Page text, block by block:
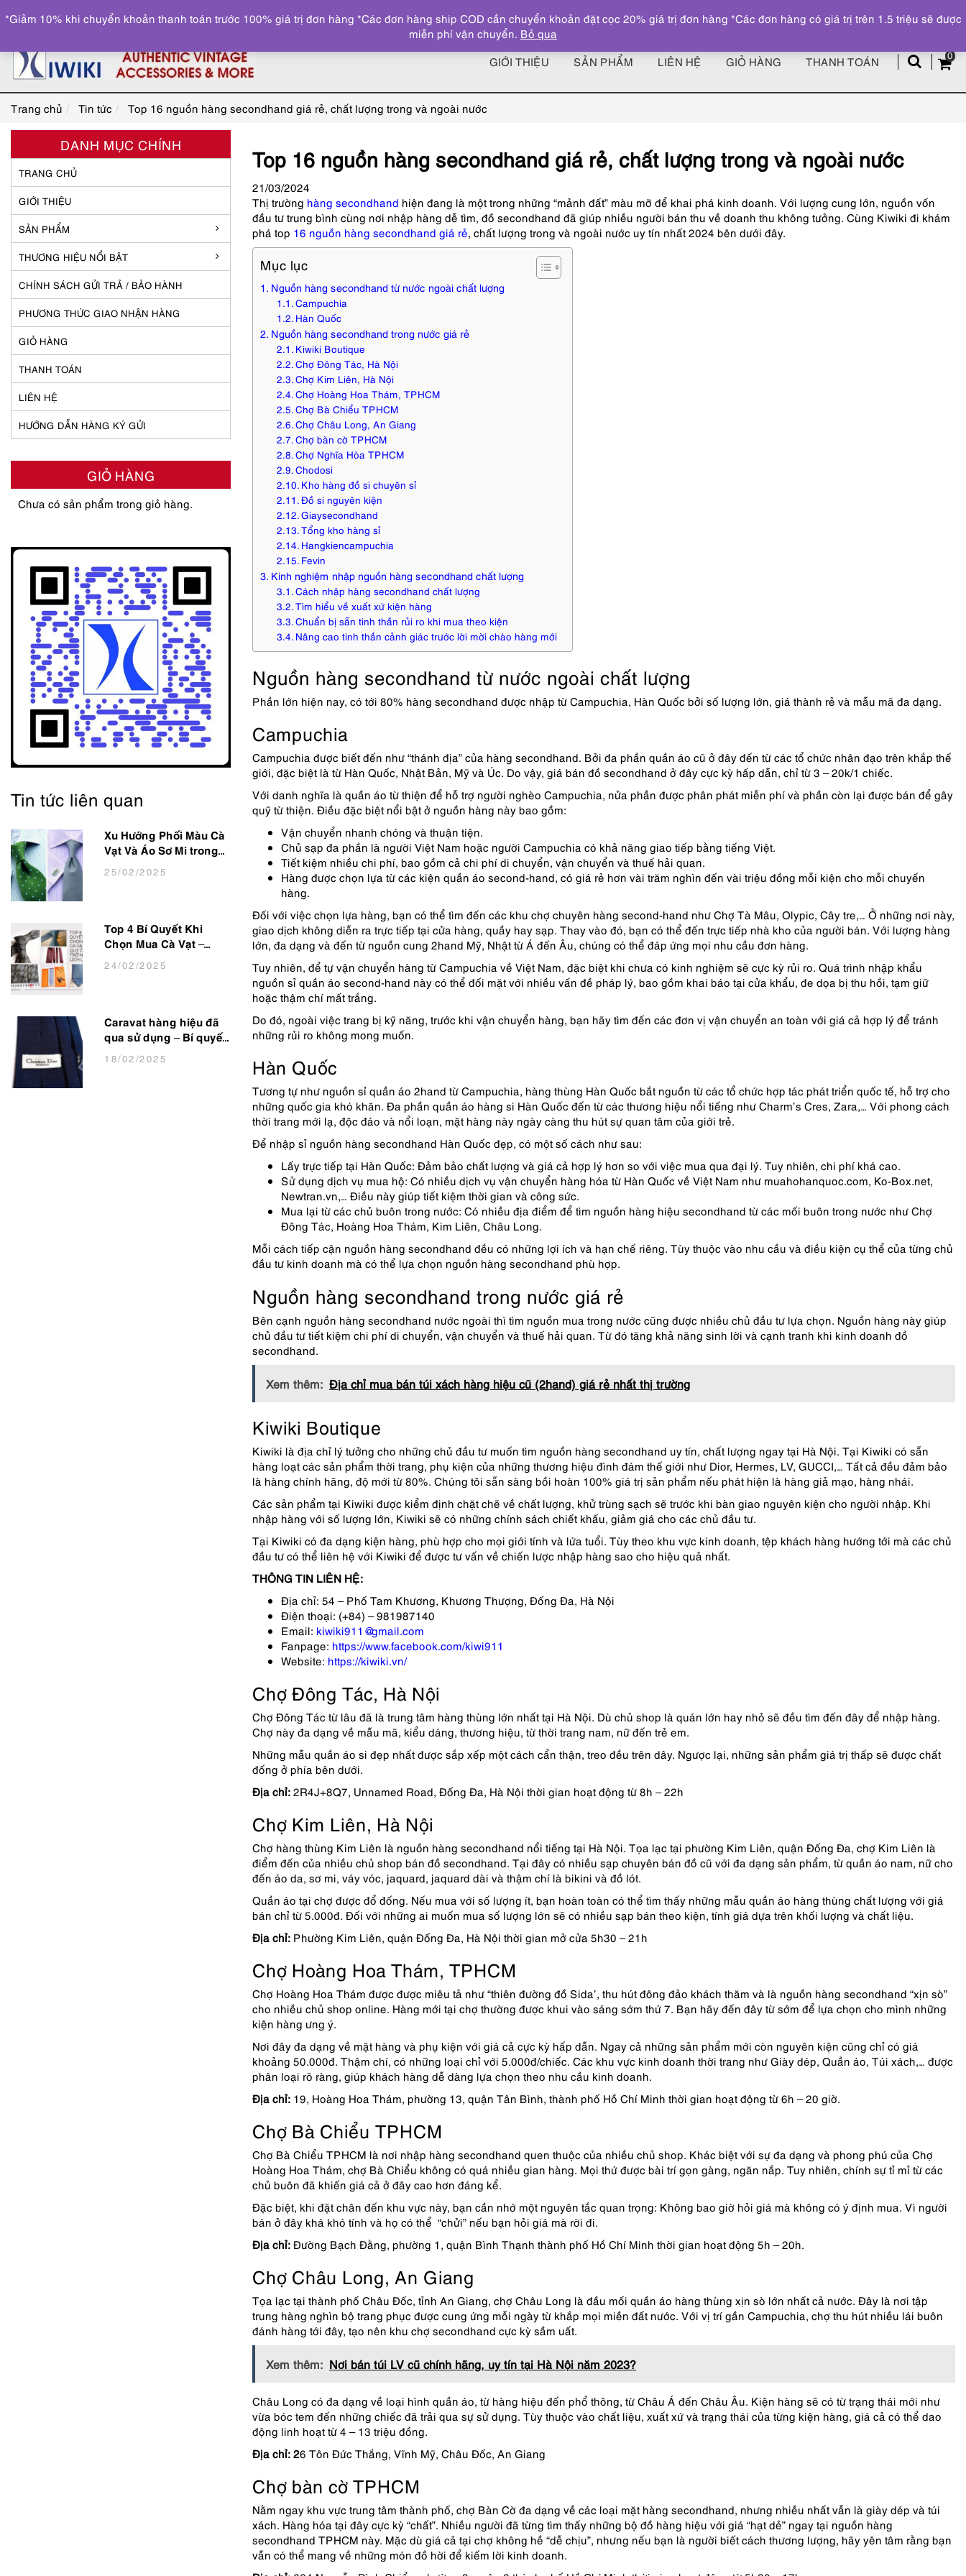
z
0
GIỚI THIỆU SẢN PHẨM LIÊN HỆ GIỎ HÀNG THANH TOÁN
Trang chủ Tin tức Top 16 nguồn hàng secondhand giá rẻ, chất lượng trong và ngoài nước
Top 16 nguồn hàng secondhand giá rẻ, chất lượng trong và ngoài nước
21/03/2024
Thị trường hàng secondhand hiện đang là một trong những “mảnh đất” màu mỡ để khai phá kinh doanh. Với lượng cung lớn, nguồn vốn
đầu tư trung bình cùng nơi nhập hàng dễ tìm, đồ secondhand đã giúp nhiều người bán thu về doanh thu không tưởng. Cùng Kiwiki đi khám
phá top 16 nguồn hàng secondhand giá rẻ, chất lượng trong và ngoài nước uy tín nhất 2024 bên dưới đây.
Mục lục
Nguồn hàng secondhand từ nước ngoài chất lượng
Campuchia
Hàn Quốc
Nguồn hàng secondhand trong nước giá rẻ
Kiwiki Boutique
Chợ Đông Tác, Hà Nội
Chợ Kim Liên, Hà Nội
Chợ Hoàng Hoa Thám, TPHCM
Chợ Bà Chiểu TPHCM
Chợ Châu Long, An Giang
Chợ bàn cờ TPHCM
Chợ Nghĩa Hòa TPHCM
Chodosi
Kho hàng đồ si chuyên sỉ
Đồ si nguyên kiện
Giaysecondhand
Tổng kho hàng sỉ
Hangkiencampuchia
Fevin
Kinh nghiệm nhập nguồn hàng secondhand chất lượng
Cách nhập hàng secondhand chất lượng
Tìm hiểu về xuất xứ kiện hàng
Chuẩn bị sẵn tinh thần rủi ro khi mua theo kiện
Nâng cao tinh thần cảnh giác trước lời mời chào hàng mới
Nguồn hàng secondhand từ nước ngoài chất lượng
Phần lớn hiện nay, có tới 80% hàng secondhand được nhập từ Campuchia, Hàn Quốc bởi số lượng lớn, giá thành rẻ và mẫu mã đa dạng.
Campuchia
Campuchia được biết đến như “thánh địa” của hàng secondhand. Bởi đa phần quần áo cũ ở đây đến từ các tổ chức nhân đạo trên khắp thế
giới, đặc biệt là từ Hàn Quốc, Nhật Bản, Mỹ và Úc. Do vậy, giá bán đồ secondhand ở đây cực kỳ hấp dẫn, chỉ từ 3 – 20k/1 chiếc.
Với danh nghĩa là quần áo từ thiện để hỗ trợ người nghèo Campuchia, nửa phần được phân phát miễn phí và phần còn lại được bán để gây
quỹ từ thiện. Điều đặc biệt nổi bật ở nguồn hàng này bao gồm:
Vận chuyển nhanh chóng và thuận tiện.
Chủ sạp đa phần là người Việt Nam hoặc người Campuchia có khả năng giao tiếp bằng tiếng Việt.
Tiết kiệm nhiều chi phí, bao gồm cả chi phí di chuyển, vận chuyển và thuế hải quan.
Hàng được chọn lựa từ các kiện quần áo second-hand, có giá rẻ hơn vài trăm nghìn đến vài triệu đồng mỗi kiện cho mỗi chuyến
hàng.
Đối với việc chọn lựa hàng, bạn có thể tìm đến các khu chợ chuyên hàng second-hand như Chợ Tà Mâu, Olypic, Cây tre,… Ở những nơi này,
giao dịch không diễn ra trực tiếp tại cửa hàng, quầy hay sạp. Thay vào đó, bạn có thể đến trực tiếp nhà kho của người bán. Với lượng hàng
lớn, đa dạng và đến từ nguồn cung 2hand Mỹ, Nhật từ Á đến Âu, chúng có thể đáp ứng mọi nhu cầu đơn hàng.
Tuy nhiên, để tự vận chuyển hàng từ Campuchia về Việt Nam, đặc biệt khi chưa có kinh nghiệm sẽ cực kỳ rủi ro. Quá trình nhập khẩu
nguồn sỉ quần áo second-hand này có thể đối mặt với nhiều vấn đề pháp lý, bao gồm khai báo tại cửa khẩu, đe dọa bị thu hồi, tạm giữ
hoặc thậm chí mất trắng.
Do đó, ngoài việc trang bị kỹ năng, trước khi vận chuyển hàng, bạn hãy tìm đến các đơn vị vận chuyển an toàn với giá cả hợp lý để tránh
những rủi ro không mong muốn.
Hàn Quốc
Tương tự như nguồn sỉ quần áo 2hand từ Campuchia, hàng thùng Hàn Quốc bắt nguồn từ các tổ chức hợp tác phát triển quốc tế, hỗ trợ cho
những quốc gia khó khăn. Đa phần quần áo hàng si Hàn Quốc đến từ các thương hiệu nổi tiếng như Charm’s Cres, Zara,… Với phong cách
thời trang mới lạ, độc đáo và nổi loạn, mặt hàng này ngày càng thu hút sự quan tâm của giới trẻ.
Để nhập sỉ nguồn hàng secondhand Hàn Quốc đẹp, có một số cách như sau:
Lấy trực tiếp tại Hàn Quốc: Đảm bảo chất lượng và giá cả hợp lý hơn so với việc mua qua đại lý. Tuy nhiên, chi phí khá cao.
Sử dụng dịch vụ mua hộ: Có nhiều dịch vụ vận chuyển hàng hóa từ Hàn Quốc về Việt Nam như muahohanquoc.com, Ko-Box.net,
Newtran.vn,… Điều này giúp tiết kiệm thời gian và công sức.
Mua lại từ các chủ buôn trong nước: Có nhiều địa điểm để tìm nguồn hàng hiệu secondhand từ các mối buôn trong nước như Chợ
Đông Tác, Hoàng Hoa Thám, Kim Liên, Châu Long.
Mỗi cách tiếp cận nguồn hàng secondhand đều có những lợi ích và hạn chế riêng. Tùy thuộc vào nhu cầu và điều kiện cụ thể của từng chủ
đầu tư kinh doanh mà có thể lựa chọn nguồn hàng secondhand phù hợp.
Nguồn hàng secondhand trong nước giá rẻ
Bên cạnh nguồn hàng secondhand nước ngoài thì tìm nguồn mua trong nước cũng được nhiều chủ đầu tư lựa chọn. Nguồn hàng này giúp
chủ đầu tư tiết kiệm chi phí di chuyển, vận chuyển và thuế hải quan. Từ đó tăng khả năng sinh lời và cạnh tranh khi kinh doanh đồ
secondhand.
Xem thêm: Địa chỉ mua bán túi xách hàng hiệu cũ (2hand) giá rẻ nhất thị trường
Kiwiki Boutique
Kiwiki là địa chỉ lý tưởng cho những chủ đầu tư muốn tìm nguồn hàng secondhand uy tín, chất lượng ngay tại Hà Nội. Tại Kiwiki có sẵn
hàng loạt các sản phẩm thời trang, phụ kiện của những thương hiệu đình đám thế giới như Dior, Hermes, LV, GUCCI,… Tất cả đều đảm bảo
là hàng chính hãng, độ mới từ 80%. Chúng tôi sẵn sàng bồi hoàn 100% giá trị sản phẩm nếu phát hiện là hàng giả mạo, hàng nhái.
Các sản phẩm tại Kiwiki được kiểm định chặt chẽ về chất lượng, khử trùng sạch sẽ trước khi bàn giao nguyên kiện cho người nhập. Khi
nhập hàng với số lượng lớn, Kiwiki sẽ có những chính sách chiết khấu, giảm giá cho các chủ đầu tư.
Tại Kiwiki có đa dạng kiện hàng, phù hợp cho mọi giới tính và lứa tuổi. Tùy theo khu vực kinh doanh, tệp khách hàng hướng tới mà các chủ
đầu tư có thể liên hệ với Kiwiki để được tư vấn về chiến lược nhập hàng sao cho hiệu quả nhất.
THÔNG TIN LIÊN HỆ:
Địa chỉ: 54 – Phố Tam Khương, Khương Thượng, Đống Đa, Hà Nội
Điện thoại: (+84) – 981987140
Email: kiwiki911@gmail.com
Fanpage: https://www.facebook.com/kiwi911
Website: https://kiwiki.vn/
Chợ Đông Tác, Hà Nội
Chợ Đông Tác từ lâu đã là trung tâm hàng thùng lớn nhất tại Hà Nội. Dù chủ shop là quán lớn hay nhỏ sẽ đều tìm đến đây để nhập hàng.
Chợ này đa dạng về mẫu mã, kiểu dáng, thương hiệu, từ thời trang nam, nữ đến trẻ em.
Những mẫu quần áo si đẹp nhất được sắp xếp một cách cẩn thận, treo đều trên dây. Ngược lại, những sản phẩm giá trị thấp sẽ được chất
đống ở phía bên dưới.
Địa chỉ: 2R4J+8Q7, Unnamed Road, Đống Đa, Hà Nội thời gian hoạt động từ 8h – 22h
Chợ Kim Liên, Hà Nội
Chợ hàng thùng Kim Liên là nguồn hàng secondhand nổi tiếng tại Hà Nội. Tọa lạc tại phường Kim Liên, quận Đống Đa, chợ Kim Liên là
điểm đến của nhiều chủ shop bán đồ secondhand. Tại đây có nhiều sạp chuyên bán đồ cũ với đa dạng sản phẩm, từ quần áo nam, nữ cho
đến áo da, sơ mi, váy vóc, jaquard, jaquard dài và thậm chí là bikini và đồ lót.
Quần áo tại chợ được đổ đống. Nếu mua với số lượng ít, bạn hoàn toàn có thể tìm thấy những mẫu quần áo hàng thùng chất lượng với giá
bán chỉ từ 5.000đ. Đối với những ai muốn mua số lượng lớn sẽ có nhiều sạp bán theo kiện, tính giá dựa trên khối lượng và chất liệu.
Địa chỉ: Phường Kim Liên, quận Đống Đa, Hà Nội thời gian mở cửa 5h30 – 21h
Chợ Hoàng Hoa Thám, TPHCM
Chợ Hoàng Hoa Thám được được miêu tả như “thiên đường đồ Sida’, thu hút đông đảo khách thăm và là nguồn hàng secondhand “xịn sò”
cho nhiều chủ shop online. Hàng mới tại chợ thường được khui vào sáng sớm thứ 7. Bạn hãy đến đây từ sớm để lựa chọn cho mình những
kiện hàng ưng ý.
Nơi đây đa dạng về mặt hàng và phụ kiện với giá cả cực kỳ hấp dẫn. Ngay cả những sản phẩm mới còn nguyên kiện cũng chỉ có giá
khoảng 50.000đ. Thậm chí, có những loại chỉ với 5.000đ/chiếc. Các khu vực kinh doanh thời trang như Giày dép, Quần áo, Túi xách,… được
phân loại rõ ràng, giúp khách hàng dễ dàng lựa chọn theo nhu cầu kinh doanh.
Địa chỉ: 19, Hoàng Hoa Thám, phường 13, quận Tân Bình, thành phố Hồ Chí Minh thời gian hoạt động từ 6h – 20 giờ.
Chợ Bà Chiểu TPHCM
Chợ Bà Chiểu TPHCM là nơi nhập hàng secondhand quen thuộc của nhiều chủ shop. Khác biệt với sự đa dạng và phong phú của Chợ
Hoàng Hoa Thám, chợ Bà Chiểu không có quá nhiều gian hàng. Mọi thứ được bài trí gọn gàng, ngăn nắp. Tuy nhiên, chính sự tỉ mỉ từ các
chủ buôn đã khiến giá cả ở đây cao hơn đáng kể.
Đặc biệt, khi đặt chân đến khu vực này, bạn cần nhớ một nguyên tắc quan trọng: Không bao giờ hỏi giá mà không có ý định mua. Vì người
bán ở đây khá khó tính và họ có thể “chửi” nếu bạn hỏi giá mà rời đi.
Địa chỉ: Đường Bạch Đằng, phường 1, quận Bình Thạnh thành phố Hồ Chí Minh thời gian hoạt động 5h – 20h.
Chợ Châu Long, An Giang
Tọa lạc tại thành phố Châu Đốc, tỉnh An Giang, chợ Châu Long là đầu mối quần áo hàng thùng xịn sò lớn nhất cả nước. Đây là nơi tập
trung hàng nghìn bộ trang phục được cung ứng mỗi ngày từ khắp mọi miền đất nước. Với vị trí gần Campuchia, chợ thu hút nhiều lái buôn
đánh hàng tới đây, tạo nên khu chợ secondhand cực kỳ sầm uất.
Xem thêm: Nơi bán túi LV cũ chính hãng, uy tín tại Hà Nội năm 2023?
Châu Long có đa dạng về loại hình quần áo, từ hàng hiệu đến phổ thông, từ Châu Á đến Châu Âu. Kiện hàng sẽ có từ trạng thái mới như
vừa bóc tem đến những chiếc đã trải qua sự sử dụng. Tùy thuộc vào chất liệu, xuất xứ và trạng thái của từng kiện hàng, giá cả có thể dao
động linh hoạt từ 4 – 13 triệu đồng.
Địa chỉ: 26 Tôn Đức Thắng, Vĩnh Mỹ, Châu Đốc, An Giang
Chợ bàn cờ TPHCM
Nằm ngay khu vực trung tâm thành phố, chợ Bàn Cờ đa dạng về các loại mặt hàng secondhand, nhưng nhiều nhất vẫn là giày dép và túi
xách. Hàng hóa tại đây cực kỳ “chất”. Nhiều người đã từng tìm thấy những bộ đồ hàng hiệu với giá “hạt dẻ” ngay tại nguồn hàng
secondhand TPHCM này. Mặc dù giá cả tại chợ không hề “dễ chịu”, nhưng nếu bạn là người biết cách thương lượng, hãy yên tâm rằng bạn
vẫn có thể mang về những món đồ hời để kiếm lời kinh doanh.
DANH MỤC CHÍNH
TRANG CHỦ
GIỚI THIỆU
SẢN PHẨM
THƯƠNG HIỆU NỔI BẬT
CHÍNH SÁCH GỬI TRẢ / BẢO HÀNH
PHƯƠNG THỨC GIAO NHẬN HÀNG
GIỎ HÀNG
THANH TOÁN
LIÊN HỆ
HƯỚNG DẪN HÀNG KÝ GỬI
GIỎ HÀNG
Chưa có sản phẩm trong giỏ hàng.
Tin tức liên quan
Xu Hướng Phối Màu Cà
Vạt Và Áo Sơ Mi trong
thời trang Nam Công
25/02/2025
Top 4 Bí Quyết Khi
Chọn Mua Cà Vạt –
Giúp Quý Ông Trở Nên
24/02/2025
Caravat hàng hiệu đã
qua sử dụng – Bí quyết
nâng tầm phong cách
18/02/2025
*Giảm 10% khi chuyển khoản thanh toán trước 100% giá trị đơn hàng *Các đơn hàng ship COD cần chuyển khoản đặt cọc 20% giá trị đơn hàng *Các đơn hàng có giá trị trên 1.5 triệu sẽ được
miễn phí vận chuyển. Bỏ qua